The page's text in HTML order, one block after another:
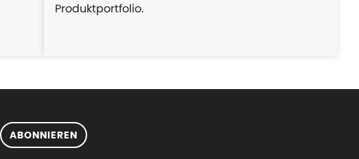
Produktportfolio.
ABONNIEREN